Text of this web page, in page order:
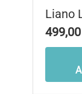
Liano